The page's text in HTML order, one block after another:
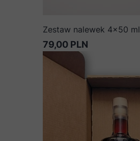
Zestaw nalewek 4x50 ml
79,00 PLN